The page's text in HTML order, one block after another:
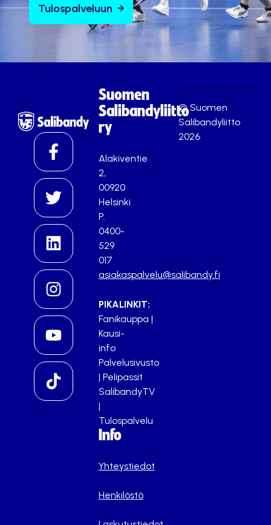
Tulospalveluun
Suomen
Salibandyliitto
ry
Alakiventie
2,
00920
Helsinki
P.
0400-
529
017
asiakaspalvelu@salibandy.fi
PIKALINKIT:
Fanikauppa |
Kausi-
info
Palvelusivusto
| Pelipassit
SalibandyTV
|
Tulospalvelu
Info
Yhteystiedot
Henkilöstö
© Suomen
Salibandyliitto
2026